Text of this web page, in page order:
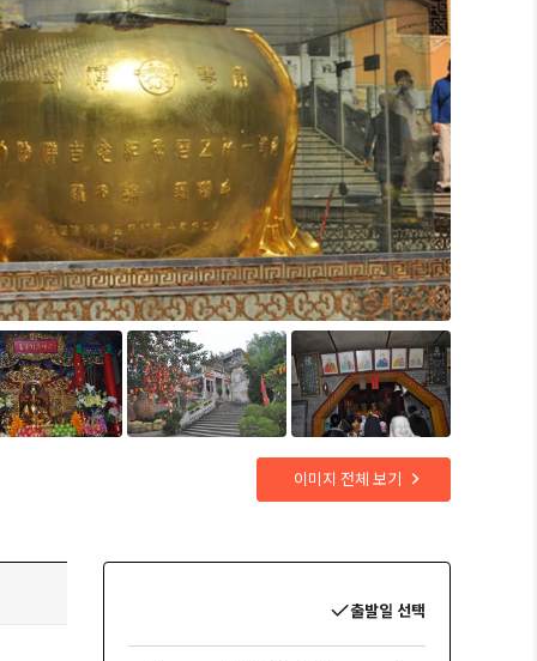
이미지 전체 보기
출발일 선택